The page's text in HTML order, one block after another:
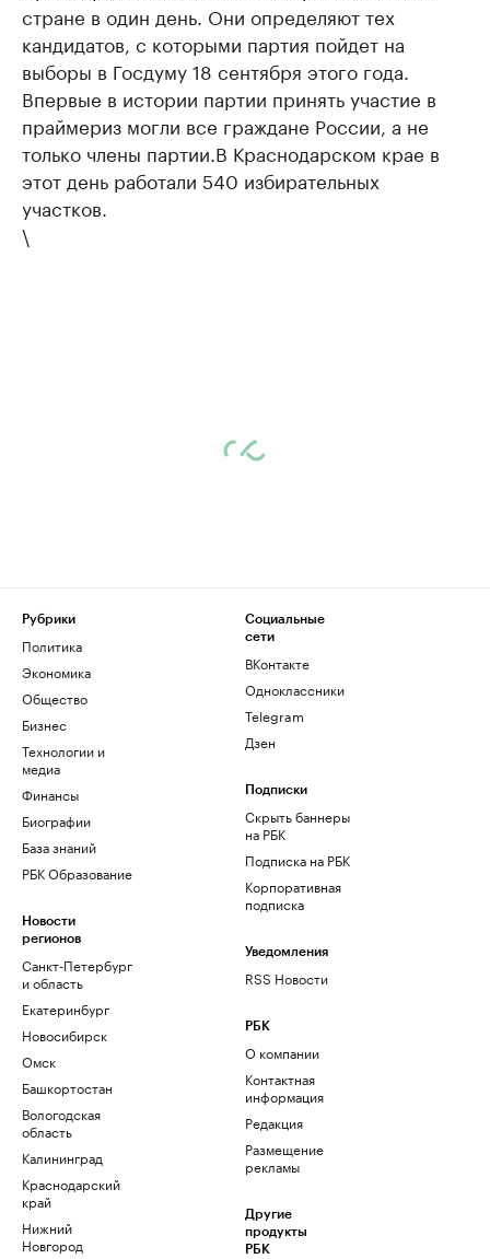
стране в один день. Они определяют тех
кандидатов, с которыми партия пойдет на
выборы в Госдуму 18 сентября этого года.
Впервые в истории партии принять участие в
праймериз могли все граждане России, а не
только члены партии.В Краснодарском крае в
этот день работали 540 избирательных
участков.
\
Рубрики
Политика
Экономика
Общество
Бизнес
Технологии и
медиа
Финансы
Биографии
База знаний
РБК Образование
Новости
регионов
Санкт-Петербург
и область
Екатеринбург
Новосибирск
Омск
Башкортостан
Вологодская
область
Калининград
Краснодарский
край
Нижний
Новгород
Социальные
сети
ВКонтакте
Одноклассники
Telegram
Дзен
Подписки
Скрыть баннеры
на РБК
Подписка на РБК
Корпоративная
подписка
Уведомления
RSS Новости
РБК
О компании
Контактная
информация
Редакция
Размещение
рекламы
Другие
продукты
РБК